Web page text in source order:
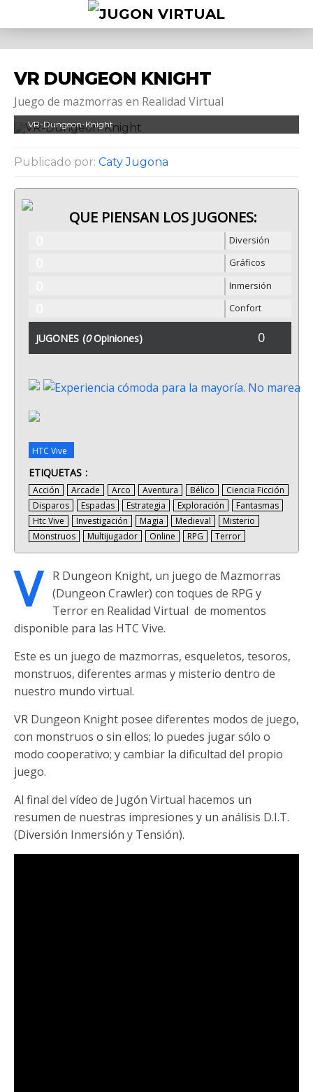
VR DUNGEON KNIGHT
Juego de mazmorras en Realidad Virtual
VR-Dungeon-Knight
Publicado por: Caty Jugona
QUE PIENSAN LOS JUGONES:
Diversión
Gráficos
Inmersión
Confort
JUGONES (0Opiniones) 0
HTC Vive
ETIQUETAS
Acción Arcade Arco Aventura Bélico
Ciencia Ficción
Disparos
Espadas Estrategia Exploración
Fantasmas
Htc Vive
Investigación Magia Medieval
Misterio
Monstruos
Multijugador Online RPG Terror
V
R Dungeon Knight, un juego de Mazmorras
(Dungeon Crawler) con toques de RPG y
Terror en Realidad Virtual de momentos
disponible para las HTC Vive.
Este es un juego de mazmorras, esqueletos, tesoros,
monstruos, diferentes armas y misterio dentro de
nuestro mundo virtual.
VR Dungeon Knight posee diferentes modos de juego,
con monstruos o sin ellos; lo puedes jugar sólo o
modo cooperativo; y cambiar la dificultad del propio
juego.
Al final del vídeo de Jugón Virtual hacemos un
resumen de nuestras impresiones y un análisis D.I.T.
(Diversión Inmersión y Tensión).